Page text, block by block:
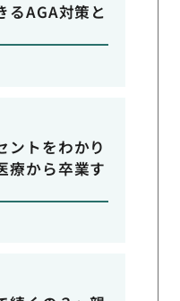
るAGA対策と
ントをわかり
療から卒業す